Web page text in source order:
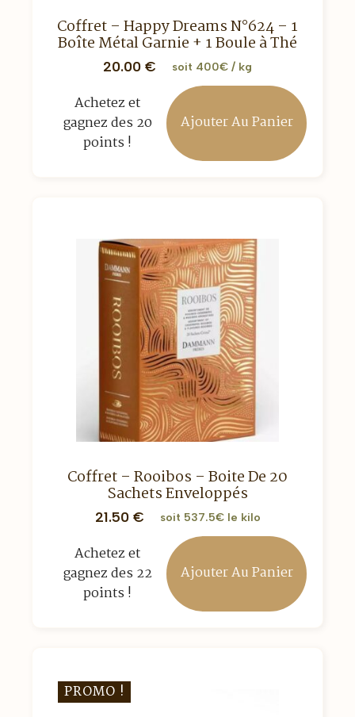
Coffret – Happy Dreams N°624 – 1
Boîte Métal Garnie + 1 Boule à Thé
20.00 € soit 400€ / kg
Achetez et
gagnez des 20
points !
Ajouter Au Panier
Coffret – Rooibos – Boite De 20
Sachets Enveloppés
21.50 € soit 537.5€ le kilo
Achetez et
gagnez des 22
points !
Ajouter Au Panier
PROMO !